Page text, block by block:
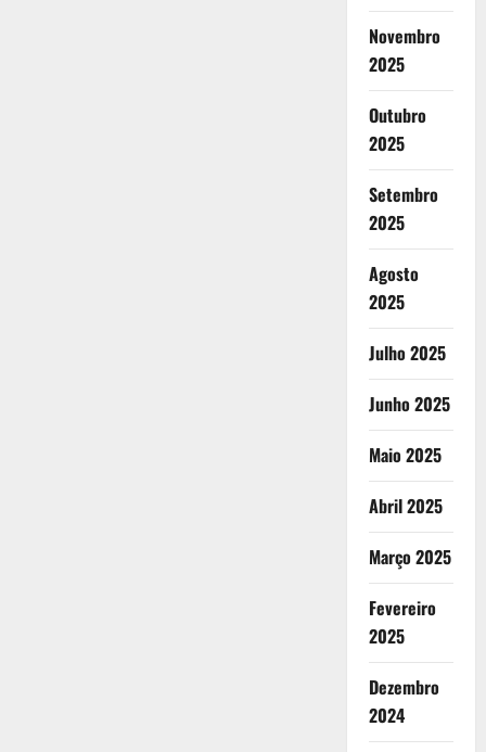
Novembro
2025
Outubro
2025
Setembro
2025
Agosto
2025
Julho 2025
Junho 2025
Maio 2025
Abril 2025
Março 2025
Fevereiro
2025
Dezembro
2024